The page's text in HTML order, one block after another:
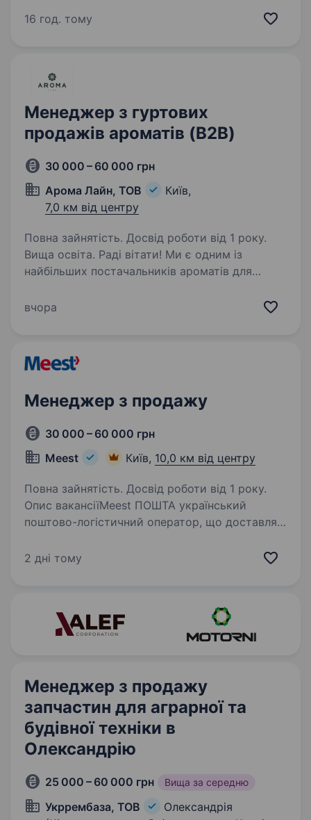
Активний пошук і залучення нових клієнтів
16 год. тому
Менеджер з гуртових
продажів ароматів (B2B)
30 000 – 60 000 грн
Арома Лайн, ТОВ
Київ,
7,0 км від центру
Повна зайнятість. Досвід роботи від 1 року.
Вища освіта. Раді вітати! Ми є одним із
найбільших постачальників ароматів для
Впевнені, що заочно ми вже знайомі, адже
вчора
Менеджер з продажу
30 000 – 60 000 грн
Meest
Київ, 10,0 км від центру
Повна зайнятість. Досвід роботи від 1 року.
Опис вакансіїMeest ПОШТА український
поштово-логістичний оператор, що доставляє
куточок України та за кордон. Запрошує
2 дні тому
Менеджер з продажу
запчастин для аграрної та
будівної техніки в
Олександрію
25 000 – 60 000 грн Вища за середню
Укррембаза, ТОВ
Олександрія